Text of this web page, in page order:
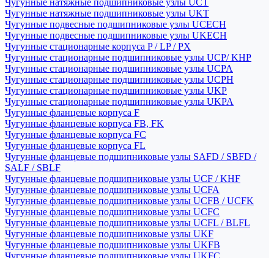
Чугунные натяжные подшипниковые узлы UCT
Чугунные натяжные подшипниковые узлы UKT
Чугунные подвесные подшипниковые узлы UCECH
Чугунные подвесные подшипниковые узлы UKECH
Чугунные стационарные корпуса P / LP / PX
Чугунные стационарные подшипниковые узлы UCP/ KHP
Чугунные стационарные подшипниковые узлы UCPA
Чугунные стационарные подшипниковые узлы UCPH
Чугунные стационарные подшипниковые узлы UKP
Чугунные стационарные подшипниковые узлы UKPA
Чугунные фланцевые корпуса F
Чугунные фланцевые корпуса FB, FK
Чугунные фланцевые корпуса FC
Чугунные фланцевые корпуса FL
Чугунные фланцевые подшипниковые узлы SAFD / SBFD /
SALF / SBLF
Чугунные фланцевые подшипниковые узлы UCF / KHF
Чугунные фланцевые подшипниковые узлы UCFA
Чугунные фланцевые подшипниковые узлы UCFB / UCFK
Чугунные фланцевые подшипниковые узлы UCFC
Чугунные фланцевые подшипниковые узлы UCFL / BLFL
Чугунные фланцевые подшипниковые узлы UKF
Чугунные фланцевые подшипниковые узлы UKFB
Чугунные фланцевые подшипниковые узлы UKFC